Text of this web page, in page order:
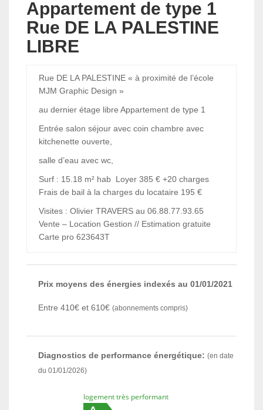
Appartement de type 1 ​
Rue DE LA PALESTINE
LIBRE
Rue DE LA PALESTINE « à proximité de l’école
MJM Graphic Design »
au dernier étage libre Appartement de type 1
Entrée salon séjour avec coin chambre avec
kitchenette ouverte,
salle d’eau avec wc,
Surf : 15.18 m² hab Loyer 385 € +20 charges
Frais de bail à la charges du locataire 195 €
Visites : Olivier TRAVERS au 06.88.77.93.65
Vente – Location Gestion // Estimation gratuite
Carte pro 623643T
Prix moyens des énergies indexés au 01/01/2021
Entre 410€ et 610€ (abonnements compris)
Diagnostics de performance énergétique: (en date
du 01/01/2026)